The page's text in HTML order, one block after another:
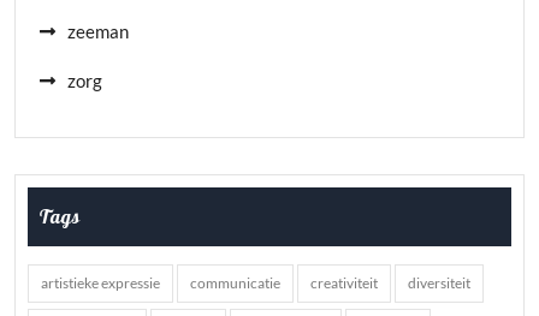
zeeman
zorg
Tags
artistieke expressie communicatie creativiteit diversiteit